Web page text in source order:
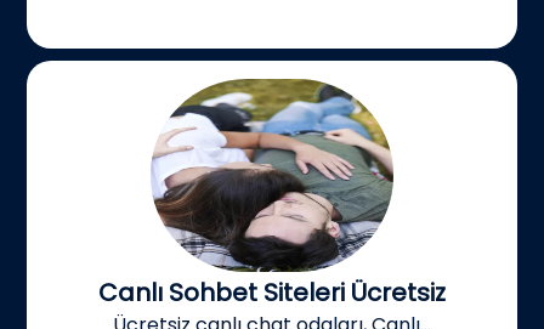
Canlı Sohbet Siteleri Ücretsiz